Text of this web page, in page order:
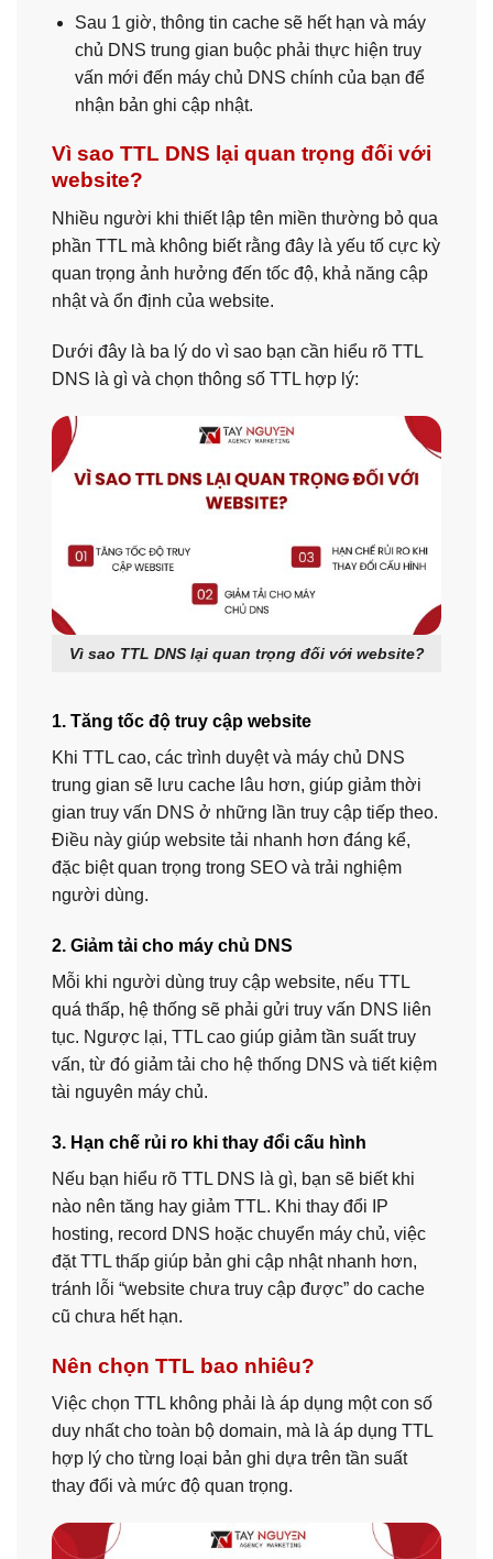
Sau 1 giờ, thông tin cache sẽ hết hạn và máy
chủ DNS trung gian buộc phải thực hiện truy
vấn mới đến máy chủ DNS chính của bạn để
nhận bản ghi cập nhật.
Vì sao TTL DNS lại quan trọng đối với
website?
Nhiều người khi thiết lập tên miền thường bỏ qua
phần TTL mà không biết rằng đây là yếu tố cực kỳ
quan trọng ảnh hưởng đến tốc độ, khả năng cập
nhật và ổn định của website.
Dưới đây là ba lý do vì sao bạn cần hiểu rõ TTL
DNS là gì và chọn thông số TTL hợp lý:
Vì sao TTL DNS lại quan trọng đối với website?
1. Tăng tốc độ truy cập website
Khi TTL cao, các trình duyệt và máy chủ DNS
trung gian sẽ lưu cache lâu hơn, giúp giảm thời
gian truy vấn DNS ở những lần truy cập tiếp theo.
Điều này giúp website tải nhanh hơn đáng kể,
đặc biệt quan trọng trong SEO và trải nghiệm
người dùng.
2. Giảm tải cho máy chủ DNS
Mỗi khi người dùng truy cập website, nếu TTL
quá thấp, hệ thống sẽ phải gửi truy vấn DNS liên
tục. Ngược lại, TTL cao giúp giảm tần suất truy
vấn, từ đó giảm tải cho hệ thống DNS và tiết kiệm
tài nguyên máy chủ.
3. Hạn chế rủi ro khi thay đổi cấu hình
Nếu bạn hiểu rõ TTL DNS là gì, bạn sẽ biết khi
nào nên tăng hay giảm TTL. Khi thay đổi IP
hosting, record DNS hoặc chuyển máy chủ, việc
đặt TTL thấp giúp bản ghi cập nhật nhanh hơn,
tránh lỗi “website chưa truy cập được” do cache
cũ chưa hết hạn.
Nên chọn TTL bao nhiêu?
Việc chọn TTL không phải là áp dụng một con số
duy nhất cho toàn bộ domain, mà là áp dụng TTL
hợp lý cho từng loại bản ghi dựa trên tần suất
thay đổi và mức độ quan trọng.